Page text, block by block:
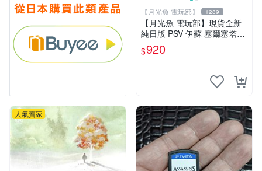
【月光魚 電玩部】 1289
【月光魚 電玩部】現貨全新
純日版 PSV 伊蘇 塞爾塞塔的
樹海 BEST版 日版日文
$920
人氣賣家